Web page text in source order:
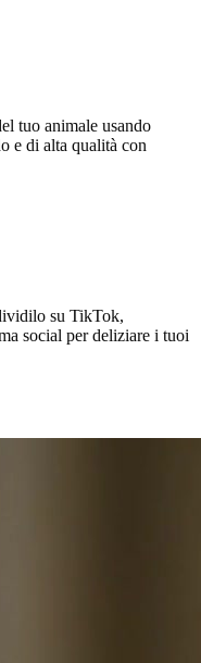
tuo animale usando
e di alta qualità con
su TikTok,
social per deliziare i tuoi